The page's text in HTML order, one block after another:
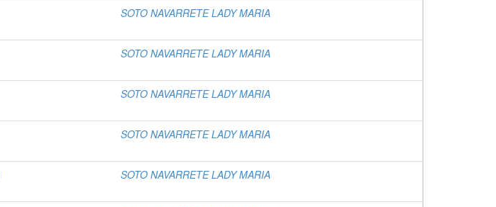
SOTO NAVARRETE LADY MARIA
SOTO NAVARRETE LADY MARIA
SOTO NAVARRETE LADY MARIA
SOTO NAVARRETE LADY MARIA
SOTO NAVARRETE LADY MARIA